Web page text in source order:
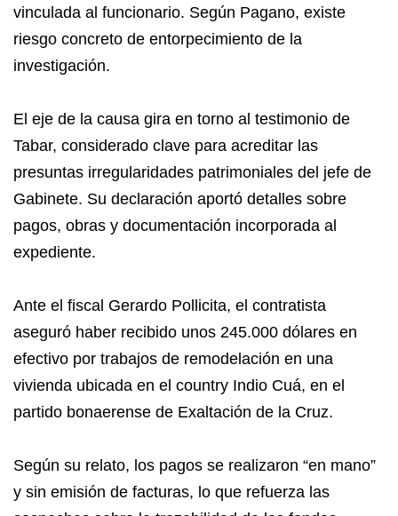
vinculada al funcionario. Según Pagano, existe
riesgo concreto de entorpecimiento de la
investigación.
El eje de la causa gira en torno al testimonio de
Tabar, considerado clave para acreditar las
presuntas irregularidades patrimoniales del jefe de
Gabinete. Su declaración aportó detalles sobre
pagos, obras y documentación incorporada al
expediente.
Ante el fiscal Gerardo Pollicita, el contratista
aseguró haber recibido unos 245.000 dólares en
efectivo por trabajos de remodelación en una
vivienda ubicada en el country Indio Cuá, en el
partido bonaerense de Exaltación de la Cruz.
Según su relato, los pagos se realizaron “en mano”
y sin emisión de facturas, lo que refuerza las